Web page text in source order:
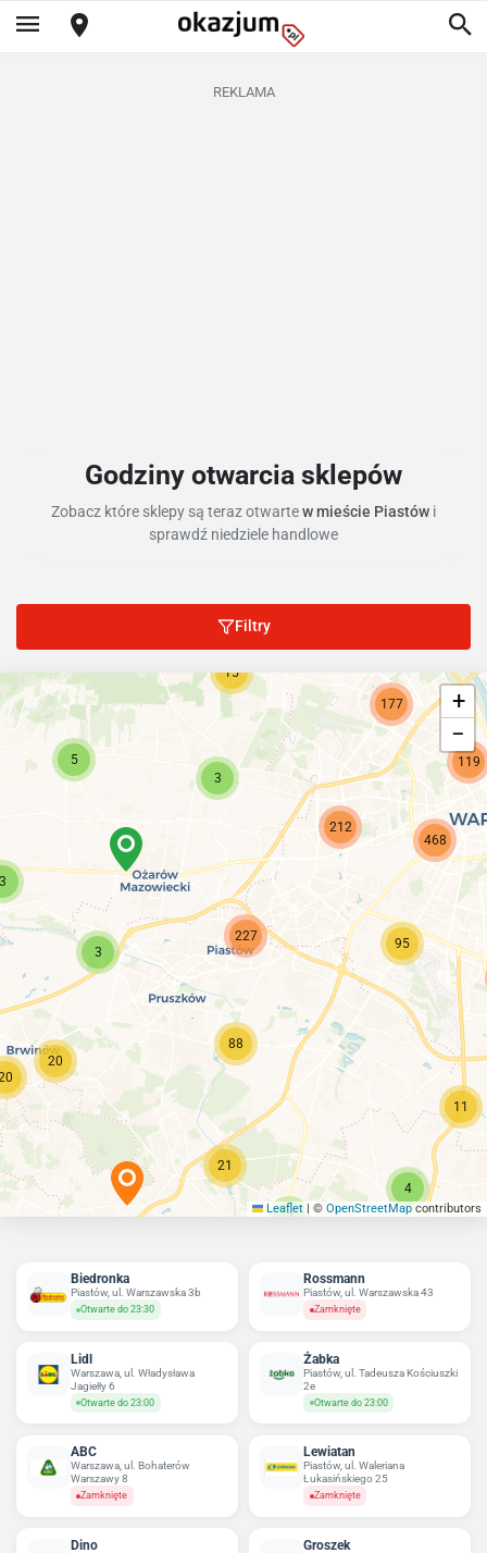
REKLAMA
Godziny otwarcia sklepów
Zobacz które sklepy są teraz otwartew mieście Piastów i
sprawdź niedziele handlowe
Filtry
3
3
21
5
15
4
11
227 95
88
212
20
468
119
177
7
+
−
Leaflet | © OpenStreetMapcontributors
Biedronka
Piastów, ul. Warszawska 3b
Otwarte do 23:30
Rossmann
Piastów, ul. Warszawska 43
Zamknięte
Lidl
Warszawa, ul. Władysława
Jagiełły 6
Otwarte do 23:00
Żabka
Piastów, ul. Tadeusza Kościuszki
2e
Otwarte do 23:00
ABC
Warszawa, ul. Bohaterów
Warszawy 8
Zamknięte
Lewiatan
Piastów, ul. Waleriana
Łukasińskiego 25
Zamknięte
Dino Groszek